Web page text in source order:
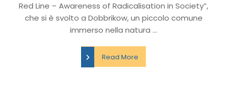
Red Line – Awareness of Radicalisation in Society”,
che si è svolto a Dobbrikow, un piccolo comune
immerso nella natura ...
Read More